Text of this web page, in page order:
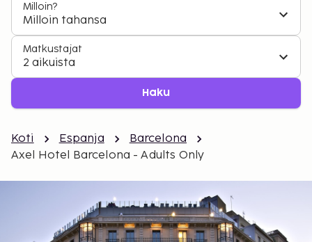
Milloin?
Milloin tahansa
Matkustajat
2 aikuista
Haku
Koti Espanja
Barcelona
Axel Hotel Barcelona - Adults Only